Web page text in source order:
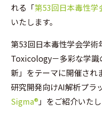
れる「第53回日本毒性学
いたします。
第53回日本毒性学会学
Toxicology－多彩な学識
新」をテーマに開催され
研究開発向けAI解析プラ
Sigma®」をご紹介いたし